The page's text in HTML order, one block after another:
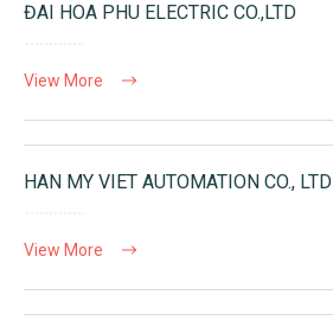
ĐAI HOA PHU ELECTRIC CO.,LTD
View More
HAN MY VIET AUTOMATION CO., LTD
View More